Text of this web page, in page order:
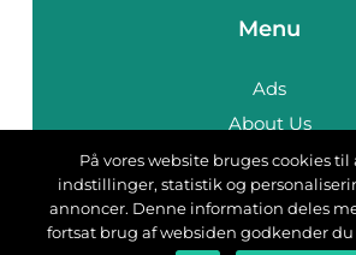
Menu
Ads
About Us
Cookies
Contact
Sitemap
På vores website bruges cookies
indstillinger, statistik og
annoncer. Denne information deles
fortsat brug af websiden godkender